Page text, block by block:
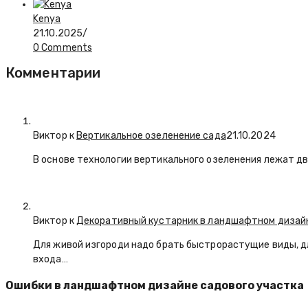
Kenya
21.10.2025/
0 Comments
Комментарии
Виктор кВертикальное озеленение сада21.10.2024
В основе технологии вертикального озеленения лежат
Виктор кДекоративный кустарник в ландшафтном
Для живой изгороди надо брать быстрорастущие виды,
входа…
Ошибки в ландшафтном дизайне садового участка